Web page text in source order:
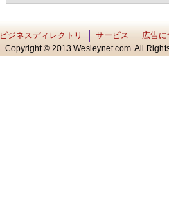
ビジネスディレクトリ サービス
広告に
Copyright © 2013 Wesleynet.com. All